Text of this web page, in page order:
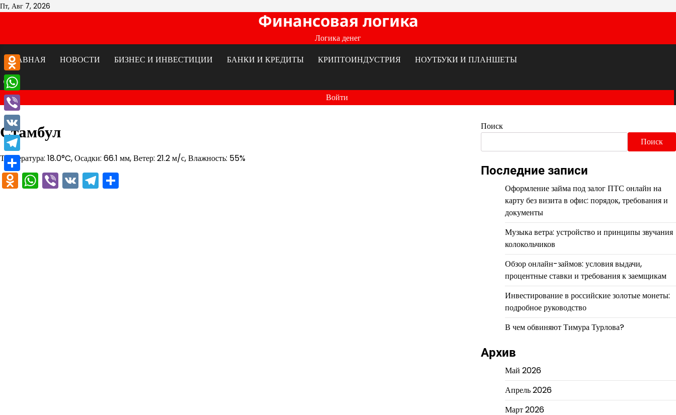
Перейти
Пт, Авг 7, 2026
Финансовая логика
Логика денег
ГЛАВНАЯ
НОВОСТИ БИЗНЕС И ИНВЕСТИЦИИ БАНКИ И КРЕДИТЫ КРИПТОИНДУСТРИЯ НОУТБУКИ И ПЛАНШЕТЫ
Войти
Стамбул
Температура: 18.0°C, Осадки: 66.1 мм, Ветер: 21.2 м/с, Влажность: 55%
Odnoklassniki
WhatsApp
Viber
VKTelegram
Поиск
Поиск
Последние записи
Оформление займа под залог ПТС онлайн на
карту без визита в офис: порядок, требования и
документы
Музыка ветра: устройство и принципы звучания
колокольчиков
Обзор онлайн-займов: условия выдачи,
процентные ставки и требования к заемщикам
Инвестирование в российские золотые монеты:
подробное руководство
В чем обвиняют Тимура Турлова?
Архив
Май 2026
Апрель 2026
Март 2026
Odnoklassniki
WhatsApp
Viber
VK
Telegram
Отправить